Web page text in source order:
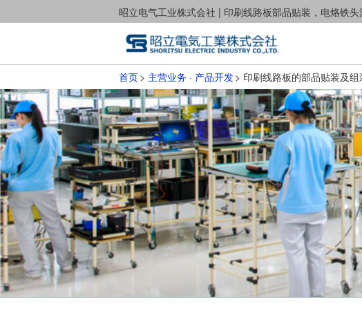
昭立电气工业株式会社 | 印刷线路板部品贴装，电烙铁
首页 主营业务 · 产品开发 印刷线路板的部品贴装及组